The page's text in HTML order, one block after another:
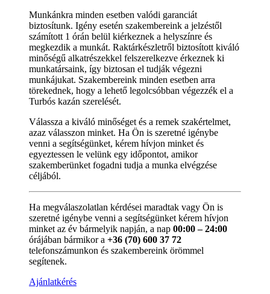
Munkánkra minden esetben valódi garanciát
biztosítunk. Igény esetén szakembereink a jelzéstől
számított 1 órán belül kiérkeznek a helyszínre és
megkezdik a munkát. Raktárkészletről biztosított kiváló
minőségű alkatrészekkel felszerelkezve érkeznek ki
munkatársaink, így biztosan el tudják végezni
munkájukat. Szakembereink minden esetben arra
törekednek, hogy a lehető legolcsóbban végezzék el a
Turbós kazán szerelését.
Válassza a kiváló minőséget és a remek szakértelmet,
azaz válasszon minket. Ha Ön is szeretné igénybe
venni a segítségünket, kérem hívjon minket és
egyeztessen le velünk egy időpontot, amikor
szakemberünket fogadni tudja a munka elvégzése
céljából.
Ha megválaszolatlan kérdései maradtak vagy Ön is
szeretné igénybe venni a segítségünket kérem hívjon
minket az év bármelyik napján, a nap 00:00 – 24:00
órájában bármikor a +36 (70) 600 37 72
telefonszámunkon és szakembereink örömmel
segítenek.
Ajánlatkérés